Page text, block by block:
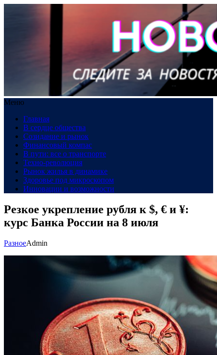
Меню
Главная
В сердце общества
Созидание и рынок
Финансовый компас
В пути: все о транспорте
Техно-революция
Рынок жилья в динамике
Здоровье под микроскопом
Инновации и возможности
Резкое укрепление рубля к $, € и ¥:
курс Банка России на 8 июля
РазноеAdmin